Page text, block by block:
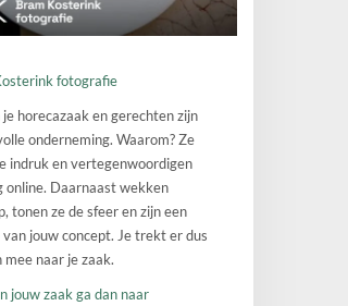
fotografie
horecazaak en gerechten zijn
onderneming. Waarom? Ze
indruk en vertegenwoordigen
Daarnaast wekken
tonen ze de sfeer en zijn een
jouw concept. Je trekt er dus
naar je zaak.
jouw zaak ga dan naar